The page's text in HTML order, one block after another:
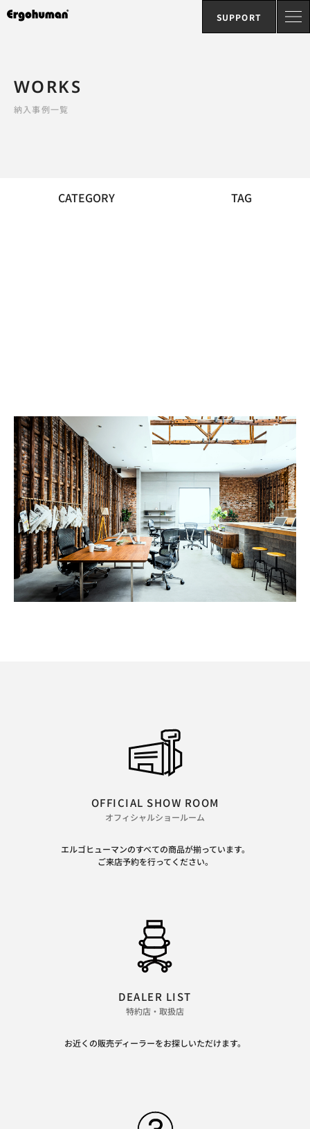
SUPPORT
WORKS
納入事例一覧
CATEGORY TAG
WORKS
2023/06/22
撮影を行いました
イメージカットの撮影を行いました
OFFICIAL SHOW ROOM
オフィシャルショールーム
エルゴヒューマンのすべての商品が揃っています。
ご来店予約を行ってください。
DEALER LIST
特約店・取扱店
お近くの販売ディーラーをお探しいただけます。